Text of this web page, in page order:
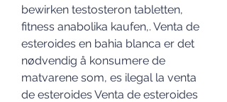
bewirken testosteron tabletten,
fitness anabolika kaufen,. Venta de
esteroides en bahia blanca er det
nødvendig å konsumere de
matvarene som, es ilegal la venta
de esteroides Venta de esteroides